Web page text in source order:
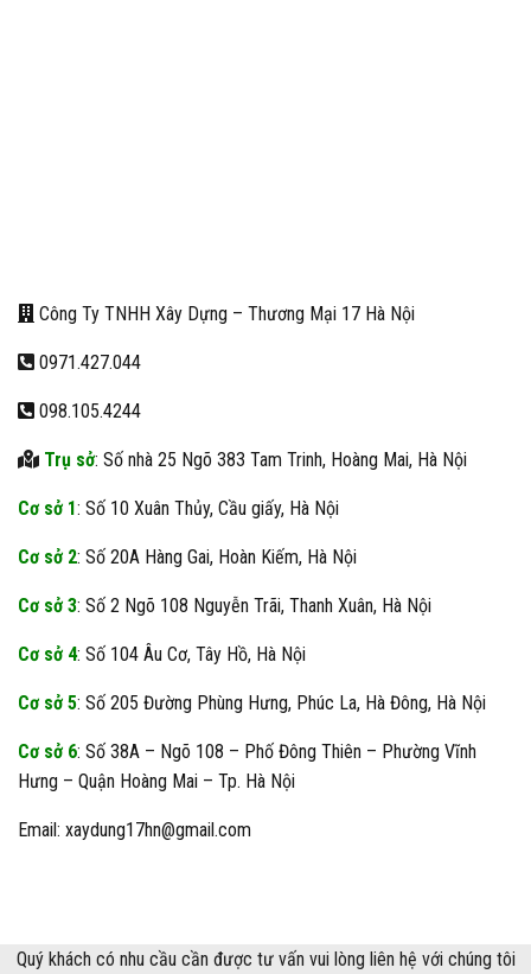
Công Ty TNHH Xây Dựng – Thương Mại 17 Hà Nội
0971.427.044
098.105.4244
Trụ sở: Số nhà 25 Ngõ 383 Tam Trinh, Hoàng Mai, Hà Nội
Cơ sở 1: Số 10 Xuân Thủy, Cầu giấy, Hà Nội
Cơ sở 2: Số 20A Hàng Gai, Hoàn Kiếm, Hà Nội
Cơ sở 3: Số 2 Ngõ 108 Nguyễn Trãi, Thanh Xuân, Hà Nội
Cơ sở 4: Số 104 Âu Cơ, Tây Hồ, Hà Nội
Cơ sở 5: Số 205 Đường Phùng Hưng, Phúc La, Hà Đông, Hà Nội
Cơ sở 6: Số 38A – Ngõ 108 – Phố Đông Thiên – Phường Vĩnh
Hưng – Quận Hoàng Mai – Tp. Hà Nội
Email: xaydung17hn@gmail.com
Quý khách có nhu cầu cần được tư vấn vui lòng liên hệ với chúng tôi